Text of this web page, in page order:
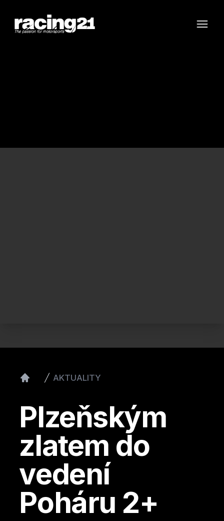
Racing21
AKTUALITY
Plzeňským
zlatem do
vedení
Poháru 2+